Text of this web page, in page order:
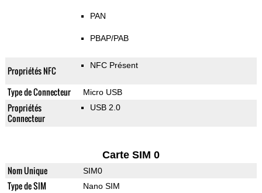
PAN
PBAP/PAB
Propriétés NFC NFC Présent
Type de Connecteur Micro USB
Propriétés
Connecteur
USB 2.0
Carte SIM 0
Nom Unique SIM0
Type de SIM Nano SIM